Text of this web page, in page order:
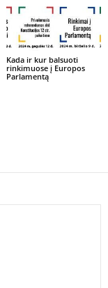
Kada ir kur balsuoti
rinkimuose į Europos
Parlamentą